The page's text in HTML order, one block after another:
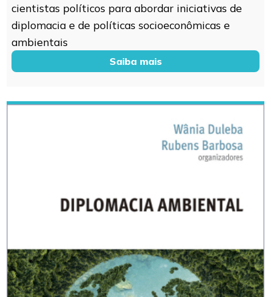
cientistas políticos para abordar iniciativas de
diplomacia e de políticas socioeconômicas e
ambientais
Saiba mais